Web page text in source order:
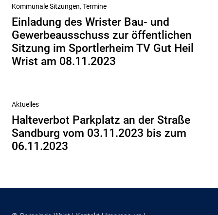
Vorheriger
Beitrag
Kommunale Sitzungen Termine
Einladung des Wrister Bau- und
Gewerbeausschuss zur öffentlichen
Sitzung im Sportlerheim TV Gut Heil
Wrist am 08.11.2023
Nächster
Beitrag
Aktuelles
Halteverbot Parkplatz an der Straße
Sandburg vom 03.11.2023 bis zum
06.11.2023